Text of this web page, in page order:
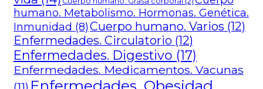
humano. Metabolismo. Hormonas. Genética.
Inmunidad (8)Cuerpo humano. Varios (12)
Enfermedades. Circulatorio (12)
Enfermedades. Digestivo (17)
Enfermedades. Medicamentos. Vacunas